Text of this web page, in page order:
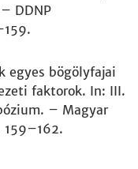
DDNP
egyes bögölyfajai
faktorok. In: III.
– Magyar
159–162.